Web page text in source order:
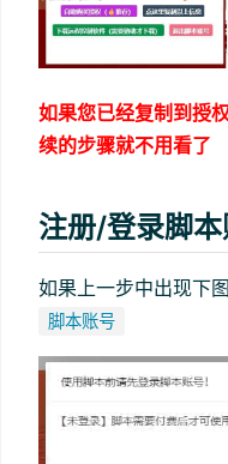
如果您已经复制到授
续的步骤就不用看了
注册/登录脚
如果上一步中出现下
脚本账号